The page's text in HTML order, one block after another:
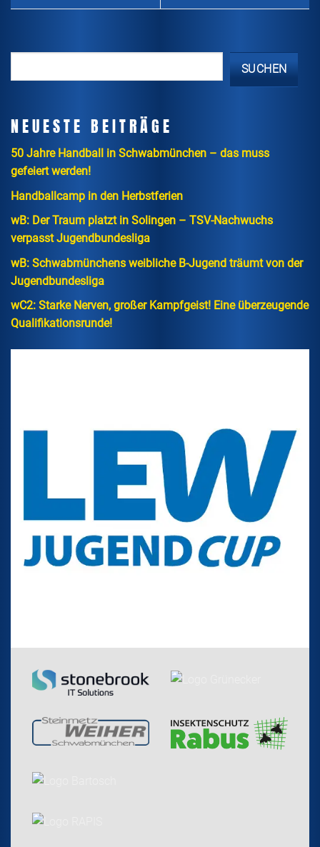
SUCHEN
NEUESTE BEITRÄGE
50 Jahre Handball in Schwabmünchen – das muss
gefeiert werden!
Handballcamp in den Herbstferien
wB: Der Traum platzt in Solingen – TSV-Nachwuchs
verpasst Jugendbundesliga
wB: Schwabmünchens weibliche B-Jugend träumt von der
Jugendbundesliga
wC2: Starke Nerven, großer Kampfgeist! Eine überzeugende
Qualifikationsrunde!